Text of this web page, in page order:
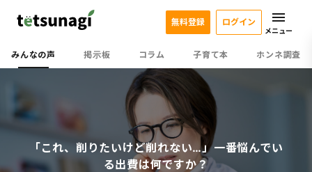
みんなの声 掲示板 コラム 子育て本 ホンネ調査
無料登録 ログイン
メニュー
「これ、削りたいけど削れない…」一番悩んでい
る出費は何ですか？